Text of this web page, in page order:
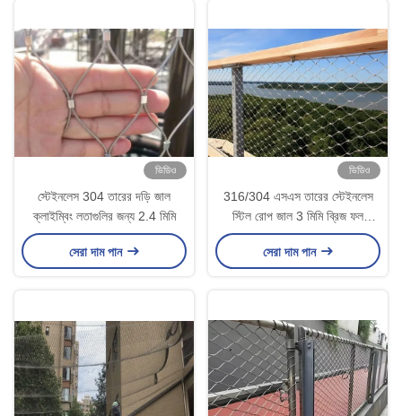
ভিডিও
স্টেইনলেস 304 তারের দড়ি জাল
ক্লাইম্বিং লতাগুলির জন্য 2.4 মিমি
সেরা দাম পান
ভিডিও
316/304 এসএস তারের স্টেইনলেস
স্টিল রোপ জাল 3 মিমি ব্রিজ ফল
প্রোটেকশনের জন্য
সেরা দাম পান